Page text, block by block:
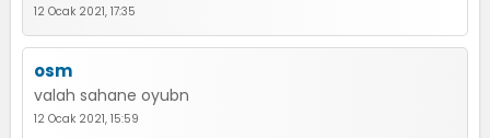
12 Ocak 2021, 17:35
osm
valah sahane oyubn
12 Ocak 2021, 15:59